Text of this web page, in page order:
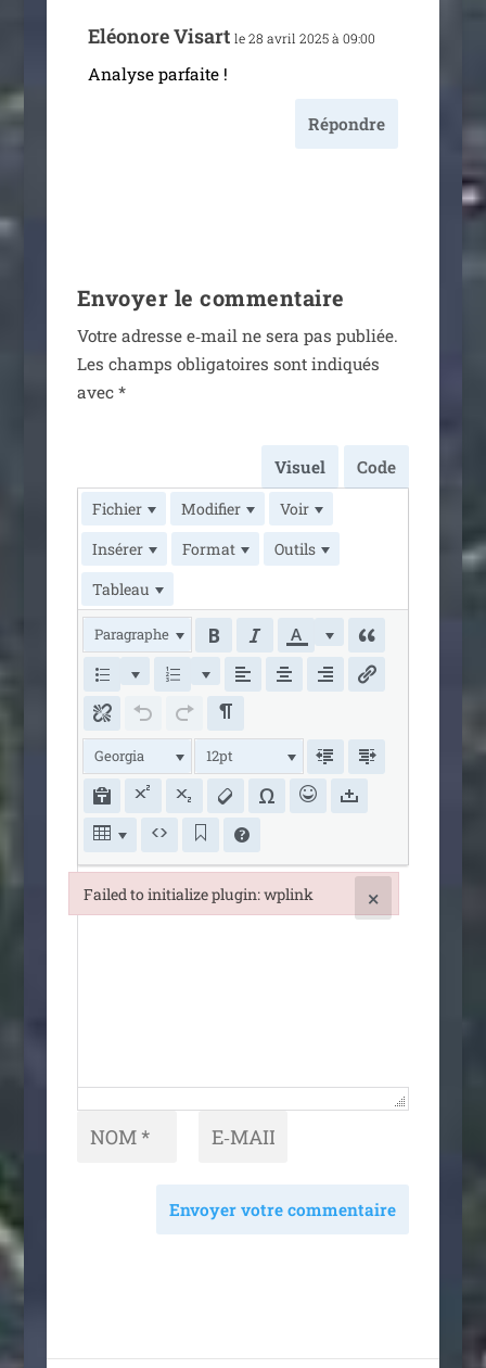
Eléonore Visart le 28 avril 2025 à 09:00
Analyse par­faite !
Répondre
Envoyer le commentaire
Votre adresse e‑mail ne sera pas publiée.
Les champs obli­ga­toires sont indi­qués
avec *
Visuel Code
Fichier Modifier
Voir
Insérer
Format
Outils
Tableau
Paragraphe
Georgia 12pt
Envoyer votre commentaire
Failed to initialize plugin: wplink ×
Failed to initialize plugin: wplink